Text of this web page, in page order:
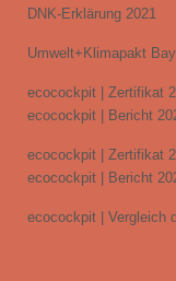
DNK-Erklärung 2021
Umwelt+Klimapakt
ecocockpit | Zertifikat
ecocockpit | Bericht
ecocockpit | Zertifikat
ecocockpit | Bericht
ecocockpit | Vergleich